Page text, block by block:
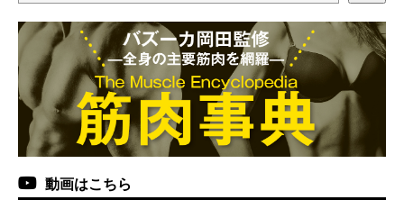
動画はこちら